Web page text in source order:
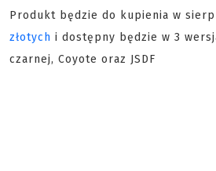
Produkt będzie do kupienia w
złotych i dostępny będzie w 3
czarnej, Coyote oraz JSDF